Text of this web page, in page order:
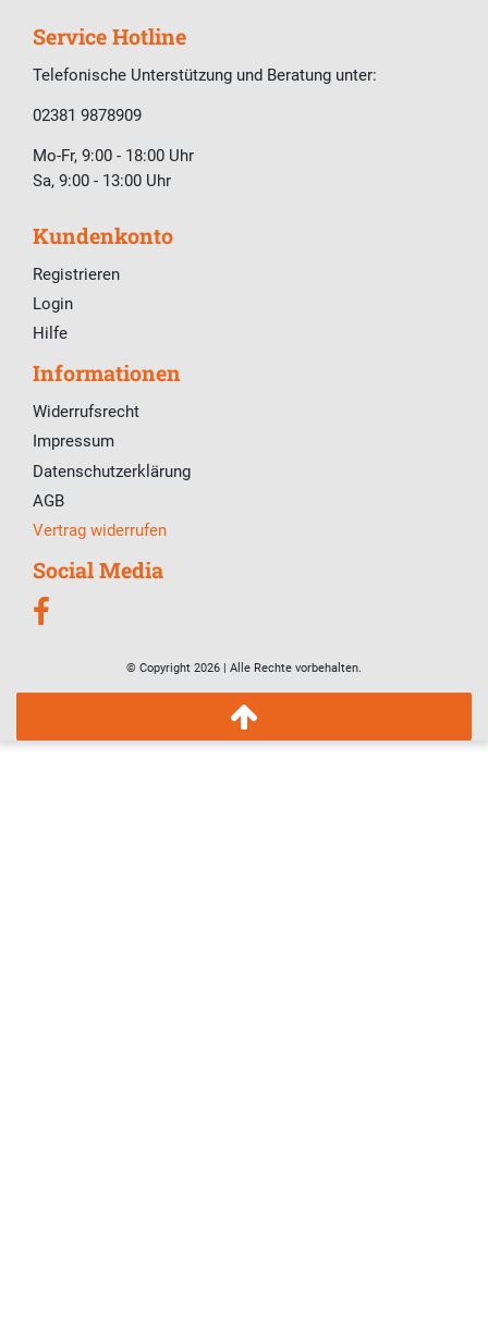
Service Hotline
Telefonische Unterstützung und Beratung unter:
02381 9878909
Mo-Fr, 9:00 - 18:00 Uhr
Sa, 9:00 - 13:00 Uhr
Kundenkonto
Registrieren
Login
Hilfe
Informationen
Widerrufsrecht
Impressum
Datenschutzerklärung
AGB
Vertrag widerrufen
Social Media
© Copyright 2026 | Alle Rechte vorbehalten.